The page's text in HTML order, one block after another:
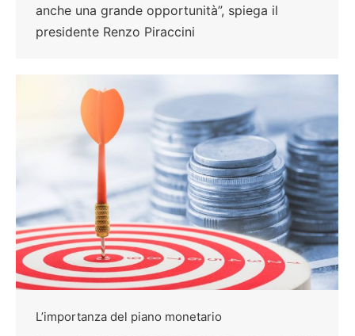
anche una grande opportunità”, spiega il
presidente Renzo Piraccini
L’importanza del piano monetario